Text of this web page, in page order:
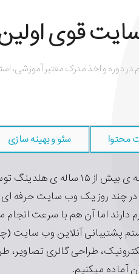
قوی
طراحی تخصصی وب سایت تجربه ی
چند روز یک وب سایت حرفه
دارند اما آن هم با سرعت
پشتیبانی آنلاین وب سایت